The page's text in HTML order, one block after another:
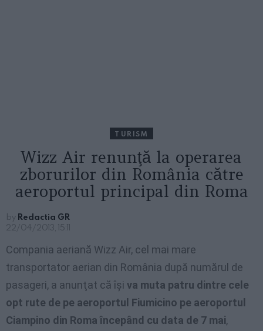
TURISM
Wizz Air renunţă la operarea
zborurilor din România către
aeroportul principal din Roma
by Redactia GR
22/04/2013, 15:11
Compania aeriană Wizz Air, cel mai mare
transportator aerian din România după numărul de
pasageri, a anunţat că îşi va muta patru dintre cele
opt rute de pe aeroportul Fiumicino pe aeroportul
Ciampino din Roma începând cu data de 7 mai,